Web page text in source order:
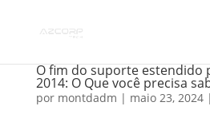
O fim do suporte estendido
2014: O Que você precisa
por montdadm | maio 23, 2024|